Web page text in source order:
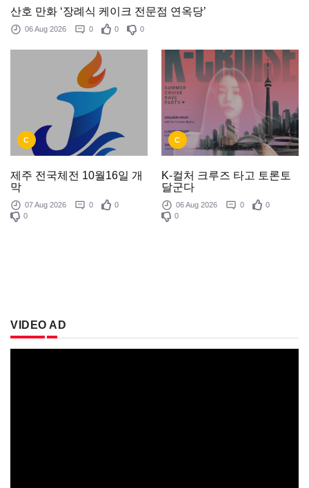
산호 만화 ‘장례식 케이크 전문점 연옥당’
06 Aug 2026 0 0 0
C
제주 전국체전 10월16일 개
막
07 Aug 2026 0
0
0
C
K-컬처 크루즈 타고 토론토
달군다
06 Aug 2026 0
0
0
VIDEO AD